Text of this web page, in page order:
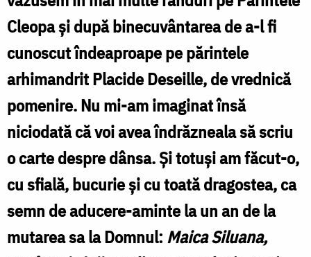
Cleopa și după binecuvântarea de a-l fi
cunoscut îndeaproape pe părintele
arhimandrit Placide Deseille, de vrednică
pomenire. Nu mi-am imaginat însă
niciodată că voi avea îndrăzneala să scriu
o carte despre dânsa. Și totuși am făcut-o,
cu sfială, bucurie și cu toată dragostea, ca
semn de aducere-aminte la un an de la
mutarea sa la Domnul: Maica Siluana,